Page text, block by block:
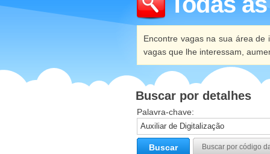
Encontre vagas na sua área
vagas que lhe interessam,
Buscar por detalhes
Palavra-chave:
Buscar Buscar por código